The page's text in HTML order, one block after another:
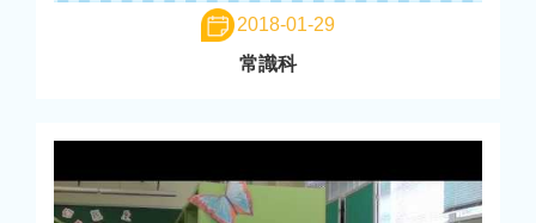
2018-01-29
常識科